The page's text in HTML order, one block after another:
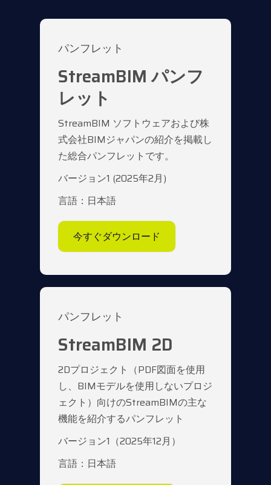
パンフレット
StreamBIM パンフ
レット
StreamBIM ソフトウェアおよび株
式会社BIMジャパンの紹介を掲載し
た総合パンフレットです。
バージョン1 (2025年2月)
言語：日本語
今すぐダウンロード
パンフレット
StreamBIM 2D
2Dプロジェクト（PDF図面を使用
し、BIMモデルを使用しないプロジ
ェクト）向けのStreamBIMの主な
機能を紹介するパンフレット
バージョン1（2025年12月）
言語：日本語